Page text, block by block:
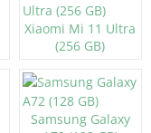
Xiaomi Mi 11 Ultra
(256 GB)
Samsung Galaxy